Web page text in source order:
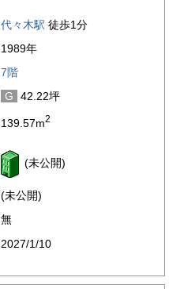
代々木駅 徒歩1分
1989年
7階
G
42.22坪
139.57m2
(未公開)
(未公開)
無
2027/1/10